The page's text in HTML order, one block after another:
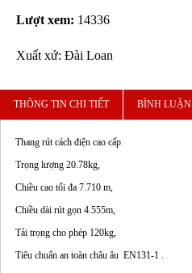
Lượt xem: 14336
Xuất xứ: Đài Loan
THÔNG TIN CHI TIẾT BÌNH LUẬN
Thang rút cách điện cao cấp
Trọng lượng 20.78kg,
Chiều cao tối đa 7.710 m,
Chiều dài rút gọn 4.555m,
Tải trọng cho phép 120kg,
Tiêu chuẩn an toàn châu âu EN131-1 .